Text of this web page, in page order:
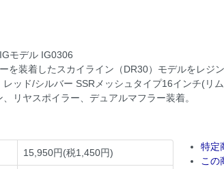
モデル IG0306
を装着したスカイライン（DR30）モデルをレジン
レッド/シルバー SSRメッシュタイプ16インチ(リ
リヤスポイラー、デュアルマフラー装着。
15,950円(税1,450円)
特定
この